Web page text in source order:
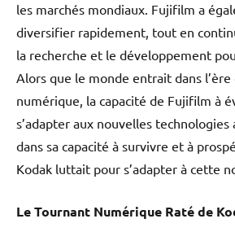
les marchés mondiaux. Fujifilm a
diversifier rapidement, tout en
la recherche et le développement
Alors que le monde entrait dans
numérique, la capacité de Fujifilm à
s’adapter aux nouvelles technologies
dans sa capacité à survivre et à
Kodak luttait pour s’adapter à cette
Le Tournant Numérique Raté de